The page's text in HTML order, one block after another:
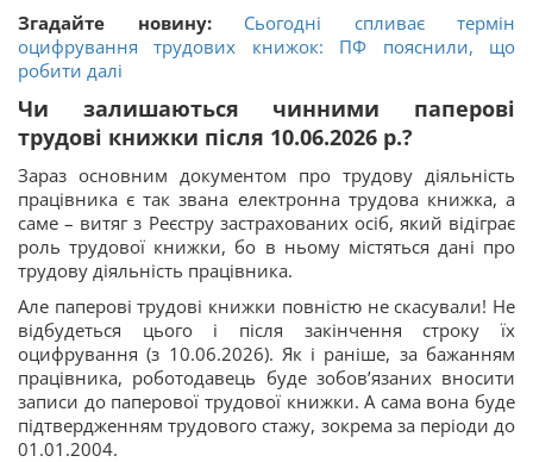
Згадайте новину:
Сьогодні спливає термін
оцифрування трудових книжок: ПФ пояснили, що
робити далі
Чи залишаються чинними паперові
трудові книжки після 10.06.2026 р.?
Зараз основним документом про трудову діяльність
працівника є так звана електронна трудова книжка, а
саме – витяг з Реєстру застрахованих осіб, який відіграє
роль трудової книжки, бо в ньому містяться дані про
трудову діяльність працівника.
Але паперові трудові книжки повністю не скасували! Не
відбудеться цього і після закінчення строку їх
оцифрування (з 10.06.2026). Як і раніше, за бажанням
працівника, роботодавець буде зобов’язаних вносити
записи до паперової трудової книжки. А сама вона буде
підтвердженням трудового стажу, зокрема за періоди до
01.01.2004.